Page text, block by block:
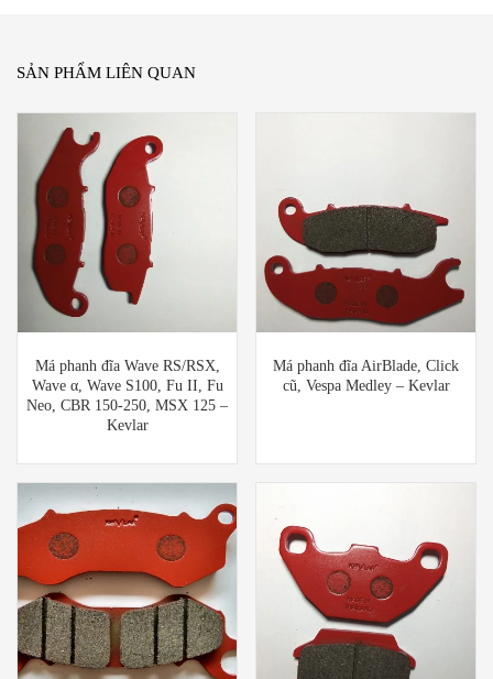
SẢN PHẨM LIÊN QUAN
Má phanh đĩa Wave RS/RSX,
Wave α, Wave S100, Fu II, Fu
Neo, CBR 150-250, MSX 125 –
Kevlar
Má phanh đĩa AirBlade, Click
cũ, Vespa Medley – Kevlar